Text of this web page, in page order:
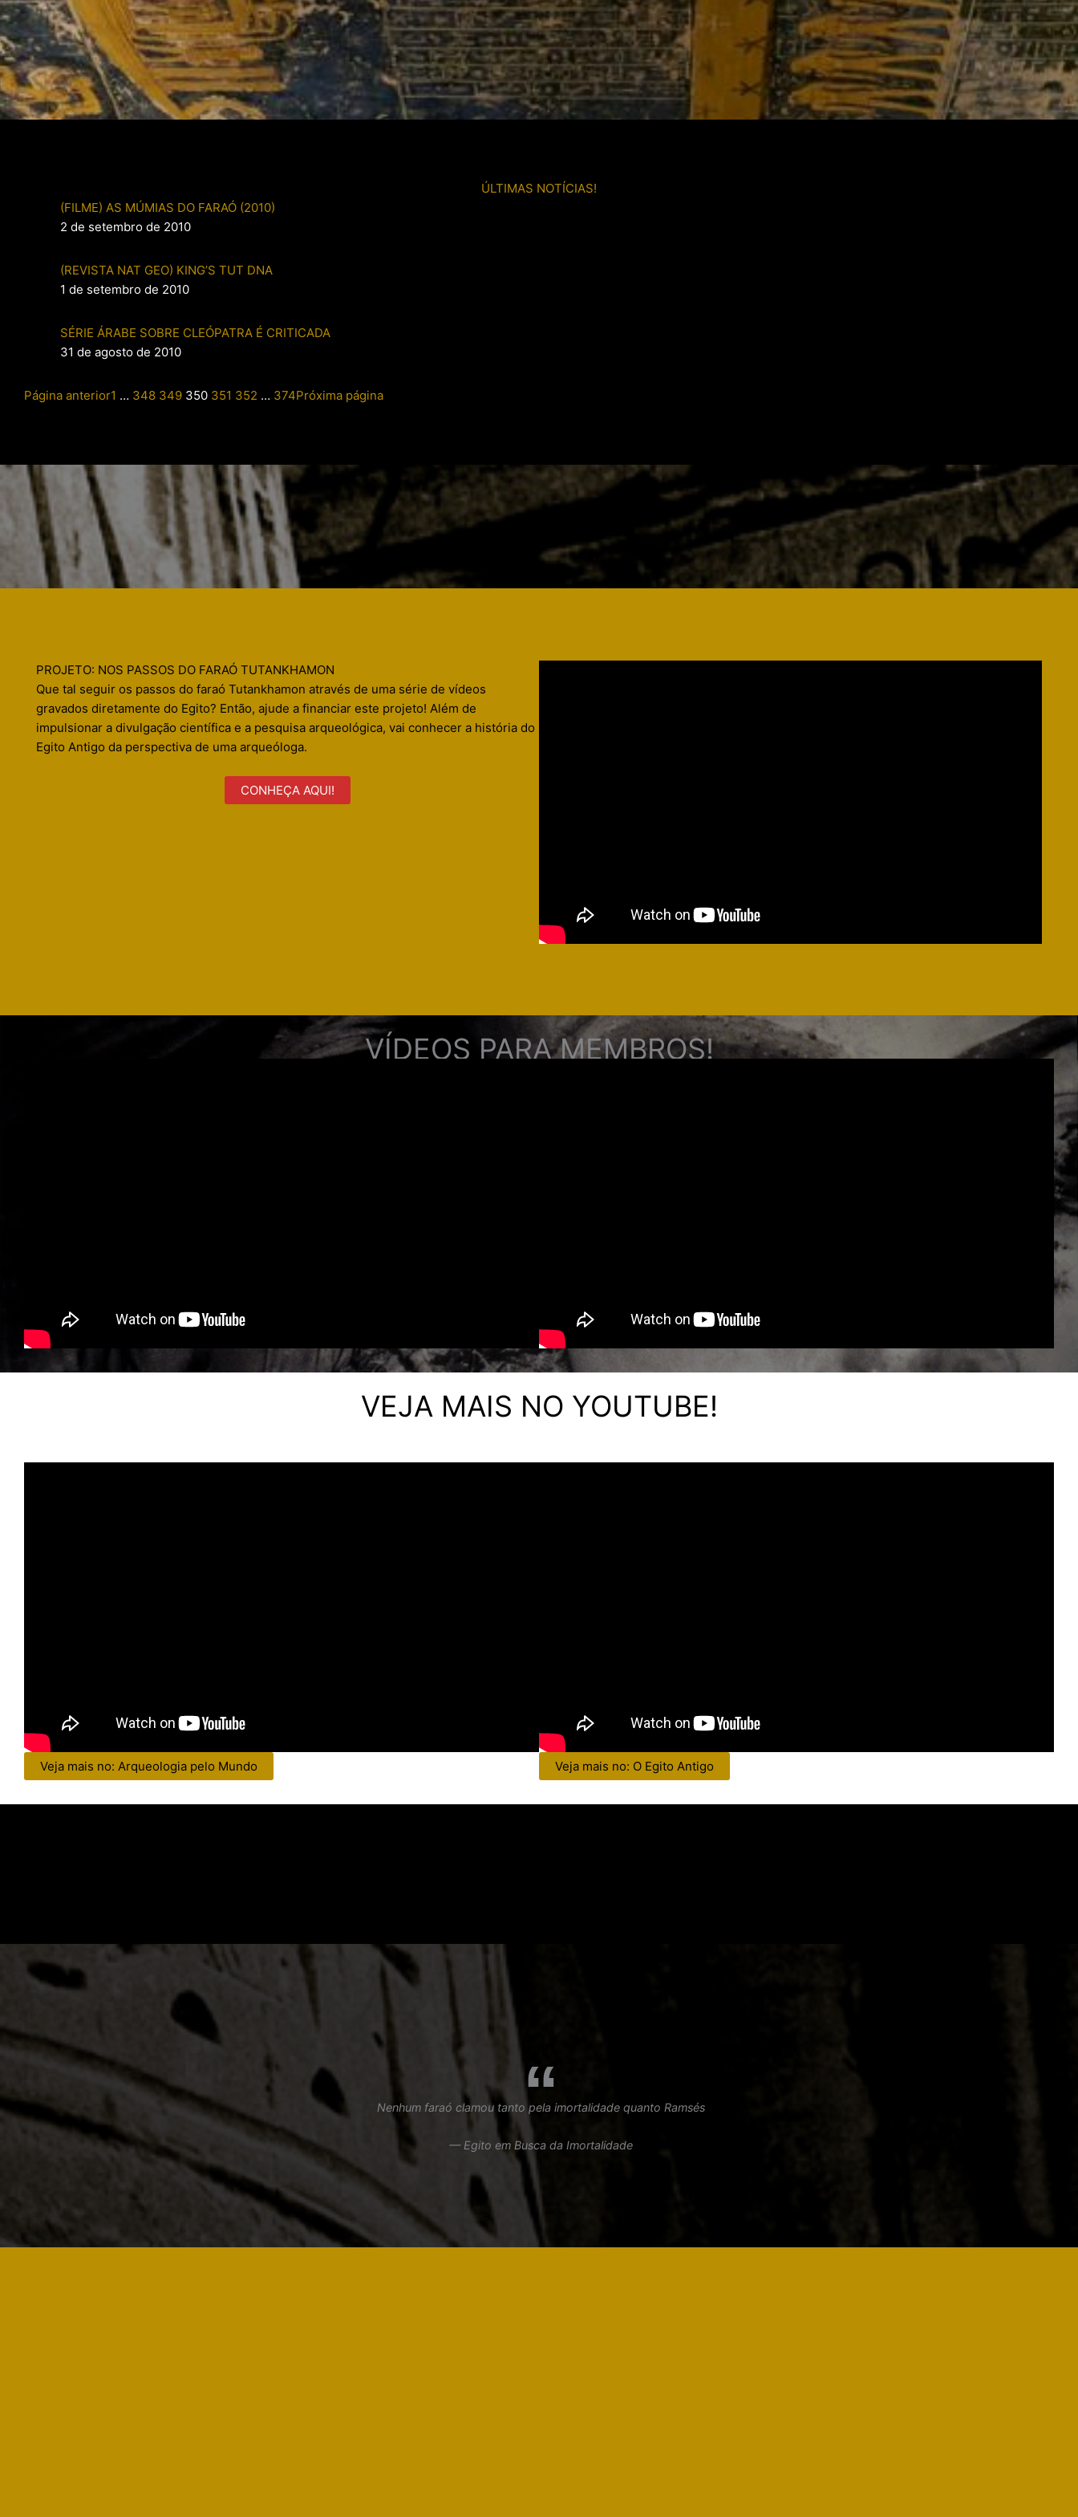
ÚLTIMAS NOTÍCIAS!
(FILME) AS MÚMIAS DO FARAÓ (2010)
2 de setembro de 2010
(REVISTA NAT GEO) KING’S TUT DNA
1 de setembro de 2010
SÉRIE ÁRABE SOBRE CLEÓPATRA É CRITICADA
31 de agosto de 2010
Página anterior1 … 348 349 350 351 352 … 374Próxima página
PROJETO: NOS PASSOS DO FARAÓ TUTANKHAMON
Que tal seguir os passos do faraó Tutankhamon através de uma série de vídeos
gravados diretamente do Egito? Então, ajude a financiar este projeto! Além de
impulsionar a divulgação científica e a pesquisa arqueológica, vai conhecer a história do
Egito Antigo da perspectiva de uma arqueóloga.
CONHEÇA AQUI!
VÍDEOS PARA MEMBROS!
VEJA MAIS NO YOUTUBE!
Veja mais no: Arqueologia pelo Mundo Veja mais no: O Egito Antigo
Nenhum faraó clamou tanto pela imortalidade quanto Ramsés
— Egito em Busca da Imortalidade